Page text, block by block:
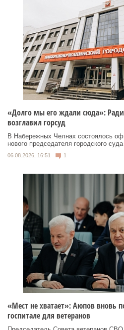
«Долго мы его ждали сюда»:
возглавил горсуд
В Набережных Челнах состоялось
нового председателя городского
06.08.2026, 16:51 1
«Мест не хватает»: Аюпов вновь
госпитале для ветеранов